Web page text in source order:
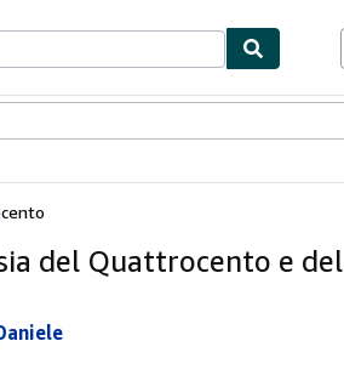
del Quattrocento e del